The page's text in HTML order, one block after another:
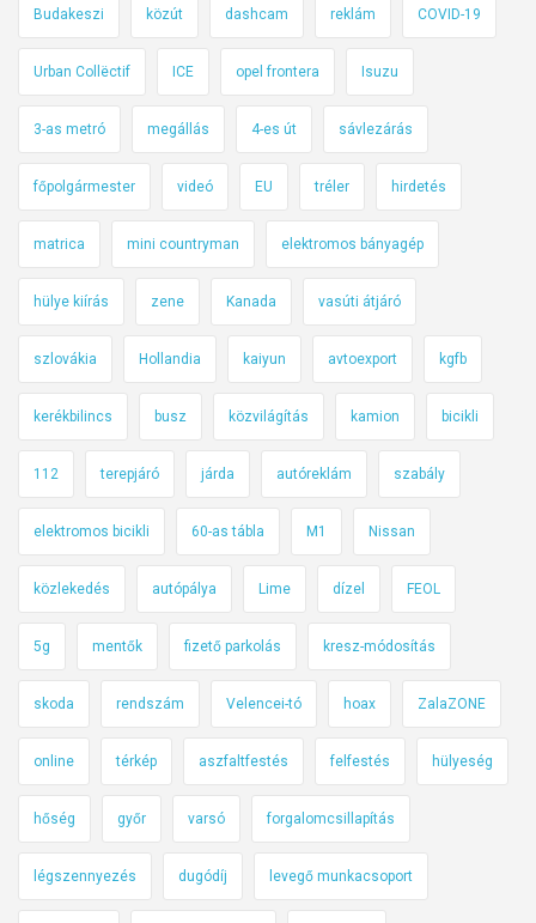
k
!
a
t
n
i
!
Budakeszi közút dashcam reklám COVID-19
Urban Collëctif ICE opel frontera Isuzu
3-as metró megállás 4-es út sávlezárás
főpolgármester videó EU tréler hirdetés
matrica mini countryman elektromos bányagép
hülye kiírás zene Kanada vasúti átjáró
szlovákia Hollandia kaiyun avtoexport kgfb
kerékbilincs busz közvilágítás kamion bicikli
112 terepjáró járda autóreklám szabály
elektromos bicikli 60-as tábla M1 Nissan
közlekedés autópálya Lime dízel FEOL
5g mentők fizető parkolás kresz-módosítás
skoda rendszám Velencei-tó hoax ZalaZONE
online térkép aszfaltfestés felfestés hülyeség
hőség győr varsó forgalomcsillapítás
légszennyezés dugódíj levegő munkacsoport